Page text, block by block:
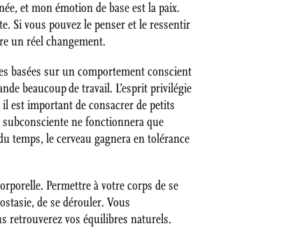
et mon émotion de base est la paix.
Si vous pouvez le penser et le ressentir
un réel changement.
basées sur un comportement conscient
beaucoup de travail. L’esprit privilégie
est important de consacrer de petits
ne fonctionnera que
temps, le cerveau gagnera en tolérance
Permettre à votre corps de se
de se dérouler. Vous
retrouverez vos équilibres naturels.